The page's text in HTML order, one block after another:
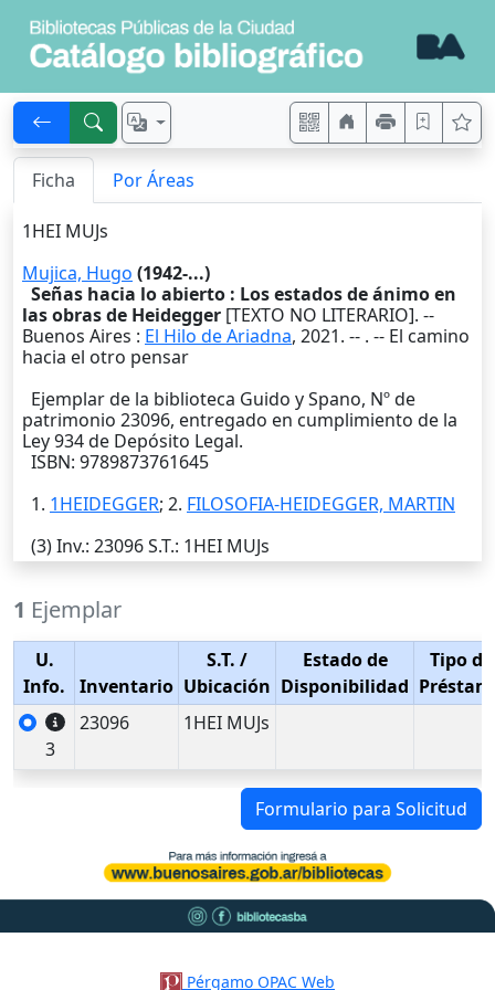
Ficha Por Áreas
1HEI MUJs
Mujica, Hugo (1942-...)
Señas hacia lo abierto : Los estados de ánimo en
las obras de Heidegger [TEXTO NO LITERARIO]. --
Buenos Aires : El Hilo de Ariadna, 2021. -- . -- El camino
hacia el otro pensar
Ejemplar de la biblioteca Guido y Spano, Nº de
patrimonio 23096, entregado en cumplimiento de la
Ley 934 de Depósito Legal.
ISBN: 9789873761645
1. 1HEIDEGGER; 2. FILOSOFIA-HEIDEGGER, MARTIN
(3)Inv.: 23096S.T.: 1HEI MUJs
1 Ejemplar
U.
Info.
Inventario
S.T. /
Ubicación
Estado de
Disponibilidad
Tipo de
3
23096 1HEI MUJs
Formulario para Solicitud
Pérgamo OPAC Web